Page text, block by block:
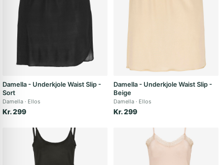
Damella - Underkjole Waist Slip -
Sort
Damella Ellos
Kr. 299
Damella - Underkjole Waist Slip -
Beige
Damella Ellos
Kr. 299